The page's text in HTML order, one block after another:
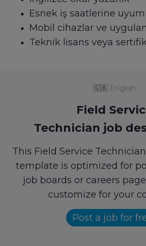
Esnek iş saatlerine
Mobil cihazlar ve
Teknik lisans veya
🇬🇧 English
Field
Technician job
This Field Service
template is optimized for
job boards or careers
customize for your
Post a job for